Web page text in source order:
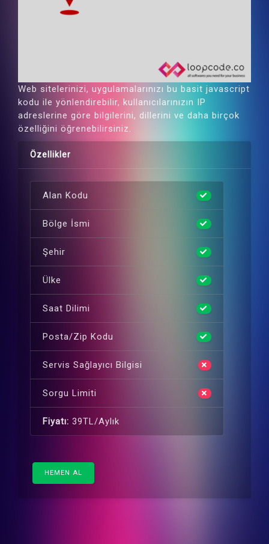
Web sitelerinizi, uygulamalarınızı bu basit javascript
kodu ile yönlendirebilir, kullanıcılarınızın IP
adreslerine göre bilgilerini, dillerini ve daha birçok
özelliğini öğrenebilirsiniz.
Özellikler
Alan Kodu
Bölge İsmi
Şehir
Ülke
Saat Dilimi
Posta/Zip Kodu
Servis Sağlayıcı Bilgisi
Sorgu Limiti
Fiyatı: 39TL/Aylık
HEMEN AL